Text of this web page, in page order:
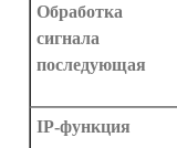
Обработка
сигнала
последующая
IP-функция